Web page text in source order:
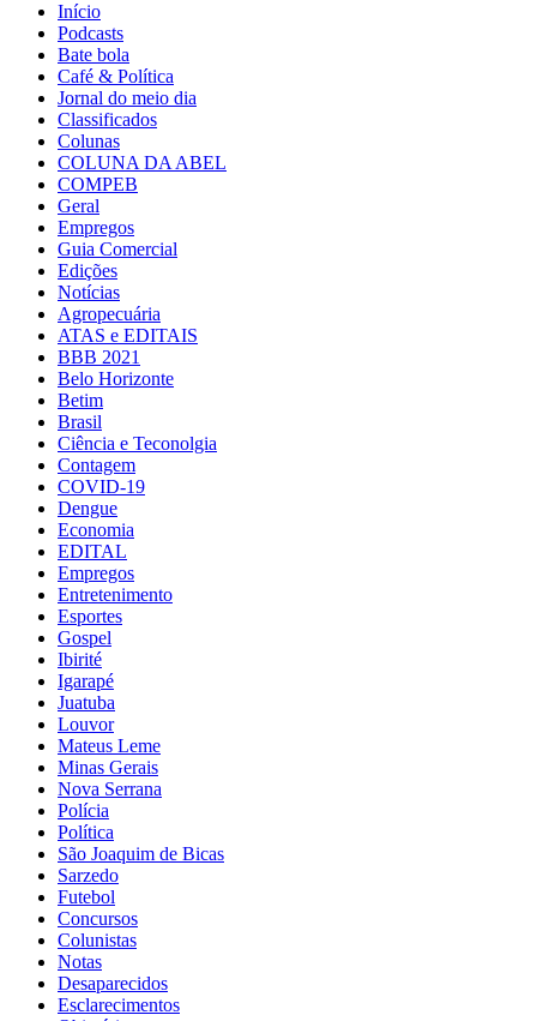
Início
Podcasts
Bate bola
Café & Política
Jornal do meio dia
Classificados
Colunas
COLUNA DA ABEL
COMPEB
Geral
Empregos
Guia Comercial
Edições
Notícias
Agropecuária
ATAS e EDITAIS
BBB 2021
Belo Horizonte
Betim
Brasil
Ciência e Teconolgia
Contagem
COVID-19
Dengue
Economia
EDITAL
Empregos
Entretenimento
Esportes
Gospel
Ibirité
Igarapé
Juatuba
Louvor
Mateus Leme
Minas Gerais
Nova Serrana
Polícia
Política
São Joaquim de Bicas
Sarzedo
Futebol
Concursos
Colunistas
Notas
Desaparecidos
Esclarecimentos